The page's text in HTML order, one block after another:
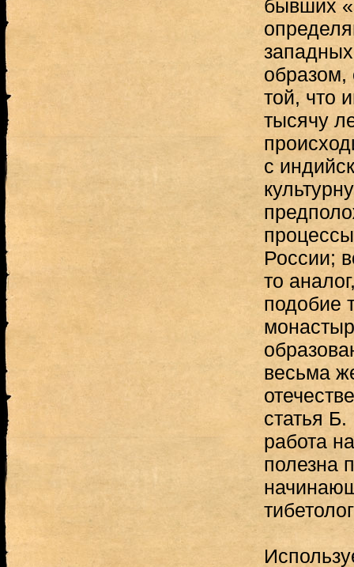
бывших
образом,
той, что
тысячу
с
России;
то
подобие
весьма
статья
работа
полезна